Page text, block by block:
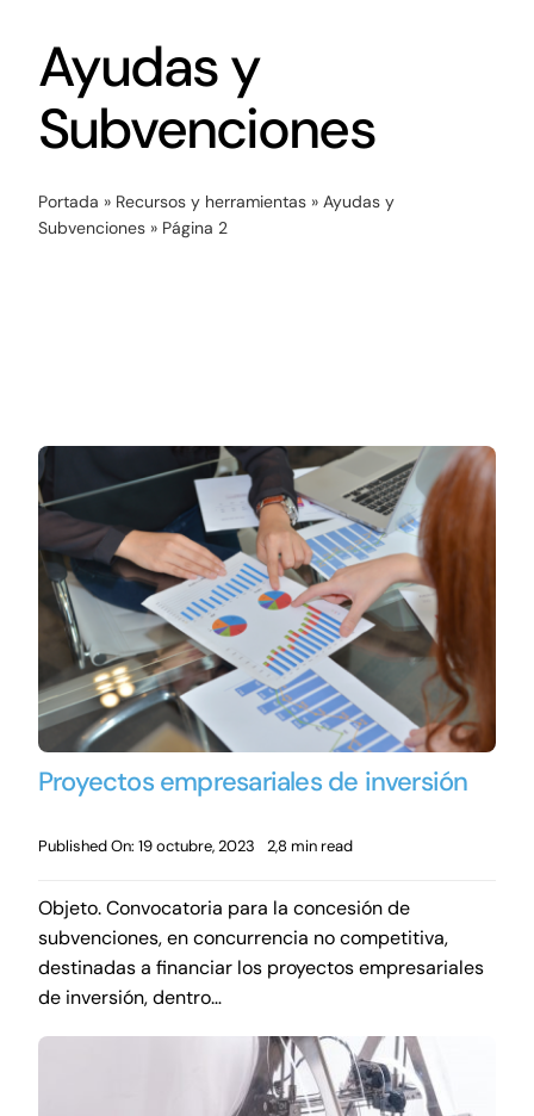
Antena Tecnológica
Eventos
Conócenos
Ayudas y
Subvenciones
Portada » Recursos y herramientas» Ayudas y
Subvenciones» Página 2
Proyectos empresariales de inversión
Published On: 19 octubre, 2023 2,8 min read
Objeto. Convocatoria para la concesión de
subvenciones, en concurrencia no competitiva,
destinadas a financiar los proyectos empresariales
de inversión, dentro…